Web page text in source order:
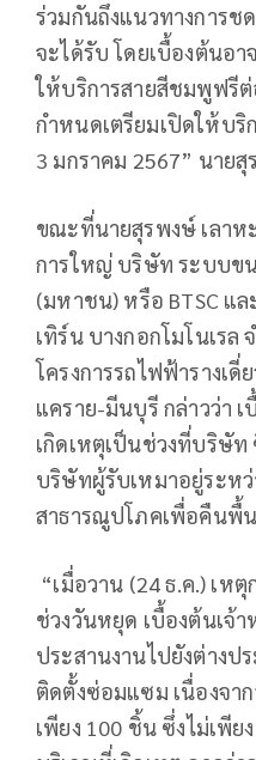
ร่วมกันถึงแนวทางการ
จะได้รับ โดยเบื้องต้นอา
ให้บริการสายสีชมพูฟรี
กำหนดเตรียมเปิดให้บ
3 มกราคม 2567” นายสุ
ขณะที่นายสุรพงษ์ เลาห
การใหญ่ บริษัท ระบบข
(มหาชน) หรือ BTSC แ
เทิร์น บางกอกโมโนเรล
โครงการรถไฟฟ้ารางเดี่
แคราย-มีนบุรี กล่าวว่า
เกิดเหตุเป็นช่วงที่บริษัท
บริษัทผู้รับเหมาอยู่ระห
สาธารณูปโภคเพื่อคืนพื้น
“เมื่อวาน (24 ธ.ค.) เห
ช่วงวันหยุด เบื้องต้นเจ้
ประสานงานไปยังต่างป
ติดตั้งซ่อมแซม เนื่องจา
เพียง 100 ชิ้น ซึ่งไม่เพี